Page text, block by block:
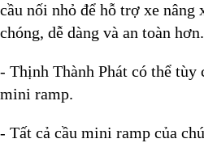
cầu nối nhỏ để hỗ trợ xe nâng
chóng, dễ dàng và an toàn hơn.
- Thịnh Thành Phát có thể tùy
mini ramp.
- Tất cả cầu mini ramp của